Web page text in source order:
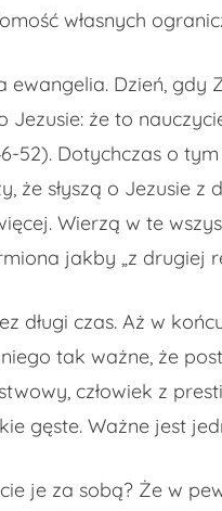
własnych
Dzień, gdy
o Jezusie: że to
Dotychczas o tym
że słyszą o Jezusie
Wierzą w te
jakby „z drugiej
długi czas. Aż w
tak ważne, że
człowiek z
gęste. Ważne jest
je za sobą? Że w